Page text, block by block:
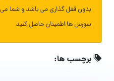
بدون قفل گذاری می باشد و شما می
سورس ها اطمینان حاصل کنید
برچسب ها: